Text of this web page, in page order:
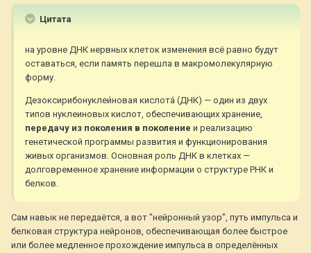
Цитата
на уровне ДНК нервных клеток изменения всё равно будут
оставаться, если память перешла в макромолекулярную
форму.
Дезоксирибонуклеи́новая кислота́ (ДНК) — один из двух
типов нуклеиновых кислот, обеспечивающих хранение,
передачу из поколения в поколение и реализацию
генетической программы развития и функционирования
живых организмов. Основная роль ДНК в клетках —
долговременное хранение информации о структуре РНК и
белков.
Сам навык не передаётся, а вот "нейронный узор", путь импульса и
белковая структура нейронов, обеспечивающая более быстрое
или более медленное прохождение импульса в определённых